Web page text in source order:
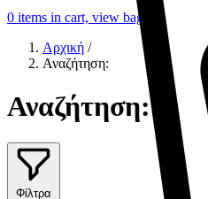
0 items in cart, view bag
Αρχική /
Αναζήτηση:
Αναζήτηση:
Φίλτρα